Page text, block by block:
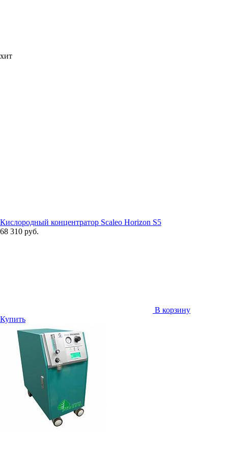
хит
Кислородный концентратор Scaleo Horizon S5
68 310 руб.
В корзину
Купить